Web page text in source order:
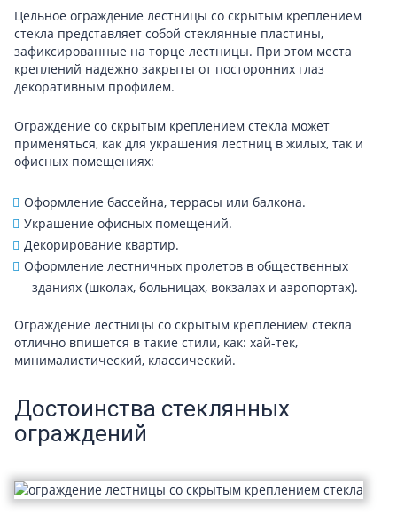
Цельное ограждение лестницы со скрытым креплением
стекла представляет собой стеклянные пластины,
зафиксированные на торце лестницы. При этом места
креплений надежно закрыты от посторонних глаз
декоративным профилем.
Ограждение со скрытым креплением стекла может
применяться, как для украшения лестниц в жилых, так и
офисных помещениях:
Оформление бассейна, террасы или балкона.
Украшение офисных помещений.
Декорирование квартир.
Оформление лестничных пролетов в общественных
зданиях (школах, больницах, вокзалах и аэропортах).
Ограждение лестницы со скрытым креплением стекла
отлично впишется в такие стили, как: хай-тек,
минималистический, классический.
Достоинства стеклянных
ограждений